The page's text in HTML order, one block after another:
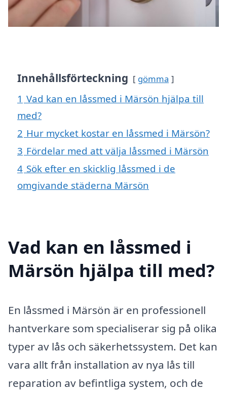
Innehållsförteckning gömma
1 Vad kan en låssmed i Märsön hjälpa till
med?
2 Hur mycket kostar en låssmed i Märsön?
3 Fördelar med att välja låssmed i Märsön
4 Sök efter en skicklig låssmed i de
omgivande städerna Märsön
Vad kan en låssmed i
Märsön hjälpa till med?
En låssmed i Märsön är en professionell
hantverkare som specialiserar sig på olika
typer av lås och säkerhetssystem. Det kan
vara allt från installation av nya lås till
reparation av befintliga system, och de